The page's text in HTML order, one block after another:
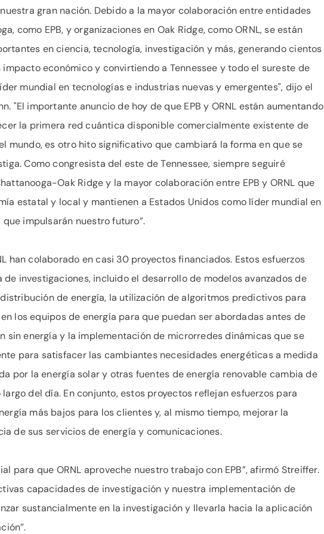
gran nación. Debido a la mayor colaboración entre entidades
como EPB, y organizaciones en Oak Ridge, como ORNL, se están
en ciencia, tecnología, investigación y más, generando cientos
económico y convirtiendo a Tennessee y todo el sureste de
mundial en tecnologías e industrias nuevas y emergentes", dijo el
"El importante anuncio de hoy de que EPB y ORNL están aumentando
la primera red cuántica disponible comercialmente existente de
mundo, es otro hito significativo que cambiará la forma en que se
Como congresista del este de Tennessee, siempre seguiré
Oak Ridge y la mayor colaboración entre EPB y ORNL que
estatal y local y mantienen a Estados Unidos como líder mundial en
impulsarán nuestro futuro”.
han colaborado en casi 30 proyectos financiados. Estos esfuerzos
de investigaciones, incluido el desarrollo de modelos avanzados de
de energía, la utilización de algoritmos predictivos para
los equipos de energía para que puedan ser abordadas antes de
sin energía y la implementación de microrredes dinámicas que se
para satisfacer las cambiantes necesidades energéticas a medida
por la energía solar y otras fuentes de energía renovable cambia de
del día. En conjunto, estos proyectos reflejan esfuerzos para
más bajos para los clientes y, al mismo tiempo, mejorar la
de sus servicios de energía y comunicaciones.
para que ORNL aproveche nuestro trabajo con EPB”, afirmó Streiffer.
capacidades de investigación y nuestra implementación de
sustancialmente en la investigación y llevarla hacia la aplicación